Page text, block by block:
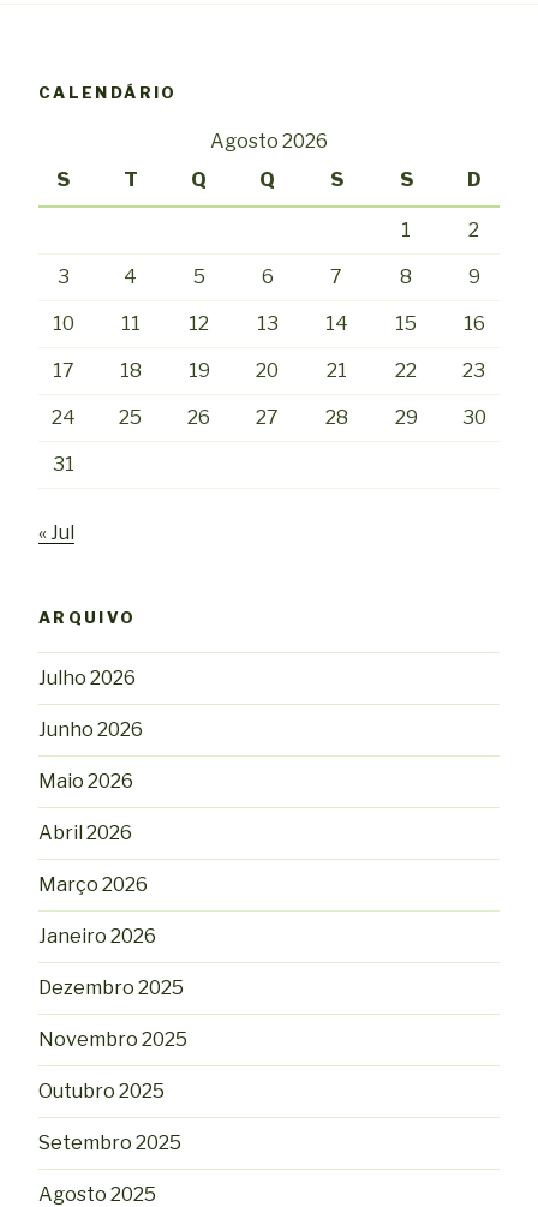
CALENDÁRIO
Agosto 2026
S
T Q Q S S D
1 2
3 4 5 6 7 8 9
10 11 12 13 14 15 16
17 18 19 20 21 22 23
24 25 26 27 28 29 30
31
« Jul
ARQUIVO
Julho 2026
Junho 2026
Maio 2026
Abril 2026
Março 2026
Janeiro 2026
Dezembro 2025
Novembro 2025
Outubro 2025
Setembro 2025
Agosto 2025